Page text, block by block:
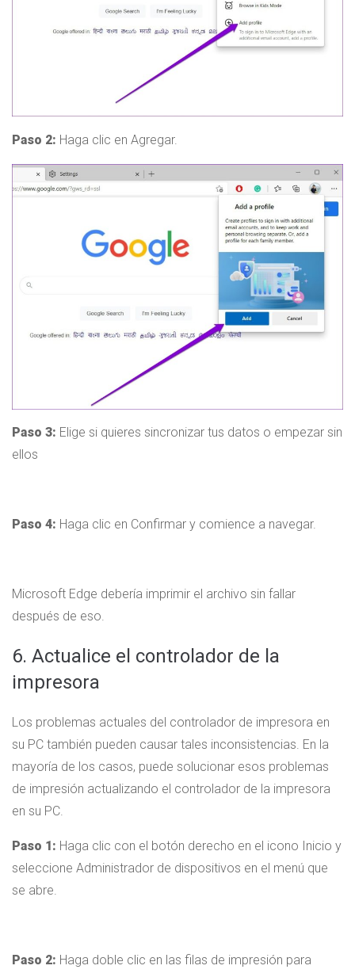
Paso 2: Haga clic en Agregar.
Paso 3: Elige si quieres sincronizar tus datos o empezar sin
ellos
Paso 4: Haga clic en Confirmar y comience a navegar.
Microsoft Edge debería imprimir el archivo sin fallar
después de eso.
6. Actualice el controlador de la
impresora
Los problemas actuales del controlador de impresora en
su PC también pueden causar tales inconsistencias. En la
mayoría de los casos, puede solucionar esos problemas
de impresión actualizando el controlador de la impresora
en su PC.
Paso 1: Haga clic con el botón derecho en el icono Inicio y
seleccione Administrador de dispositivos en el menú que
se abre.
Paso 2: Haga doble clic en las filas de impresión para